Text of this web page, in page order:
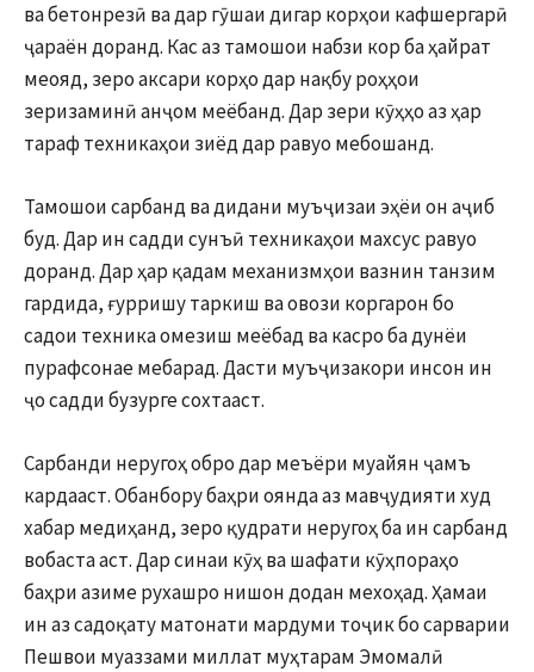
ва бетонрезӣ ва дар гӯшаи дигар корҳои кафшергарӣ
ҷараён доранд. Кас аз тамошои набзи кор ба ҳайрат
меояд, зеро аксари корҳо дар нақбу роҳҳои
зеризаминӣ анҷом меёбанд. Дар зери кӯҳҳо аз ҳар
тараф техникаҳои зиёд дар равуо мебошанд.
Тамошои сарбанд ва дидани муъҷизаи эҳёи он аҷиб
буд. Дар ин садди сунъӣ техникаҳои махсус равуо
доранд. Дар ҳар қадам механизмҳои вазнин танзим
гардида, ғурришу таркиш ва овози коргарон бо
садои техника омезиш меёбад ва касро ба дунёи
пурафсонае мебарад. Дасти муъҷизакори инсон ин
ҷо садди бузурге сохтааст.
Сарбанди неругоҳ обро дар меъёри муайян ҷамъ
кардааст. Обанбору баҳри оянда аз мавҷудияти худ
хабар медиҳанд, зеро қудрати неругоҳ ба ин сарбанд
вобаста аст. Дар синаи кӯҳ ва шафати кӯҳпораҳо
баҳри азиме рухашро нишон додан мехоҳад. Ҳамаи
ин аз садоқату матонати мардуми тоҷик бо сарварии
Пешвои муаззами миллат муҳтарам Эмомалӣ